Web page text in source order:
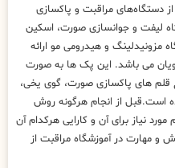
دستگاه‌های مراقبت و پاکسازی
لیفت و جوانسازی صورت، اسکین
مزونیدلینگ و هیدرومی مو ارائه
می باشد. این پک ها به صورت
قلم های پاکسازی صورت، گوی یخی،
است.قبل از انجام هرگونه روش
نیاز برای آن و کارایی هرکدام آن
و مهارت در آموزشگاه مراقبت از